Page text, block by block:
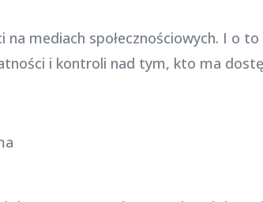
na mediach społecznościowych. I o to
i kontroli nad tym, kto ma